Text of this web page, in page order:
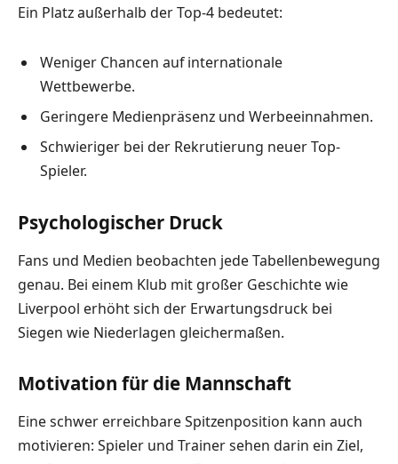
Ein Platz außerhalb der Top-4 bedeutet:
Weniger Chancen auf internationale
Wettbewerbe.
Geringere Medienpräsenz und Werbeeinnahmen.
Schwieriger bei der Rekrutierung neuer Top-
Spieler.
Psychologischer Druck
Fans und Medien beobachten jede Tabellenbewegung
genau. Bei einem Klub mit großer Geschichte wie
Liverpool erhöht sich der Erwartungsdruck bei
Siegen wie Niederlagen gleichermaßen.
Motivation für die Mannschaft
Eine schwer erreichbare Spitzenposition kann auch
motivieren: Spieler und Trainer sehen darin ein Ziel,